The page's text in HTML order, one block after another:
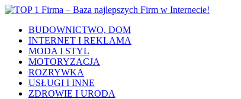
BUDOWNICTWO, DOM
INTERNET I REKLAMA
MODA I STYL
MOTORYZACJA
ROZRYWKA
USŁUGI I INNE
ZDROWIE I URODA